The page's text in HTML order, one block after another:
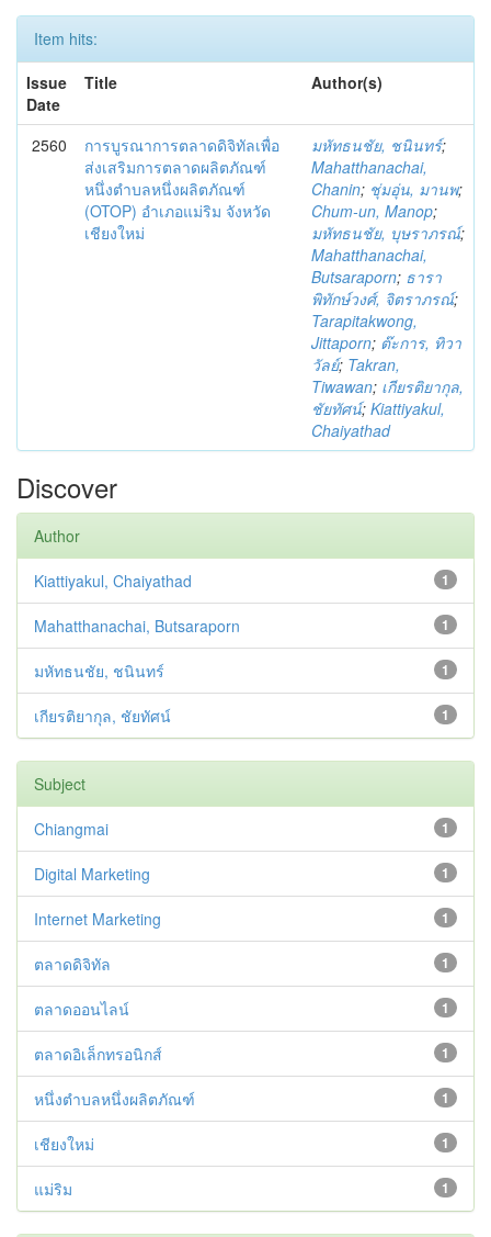
Item hits:
Issue
Date
Title Author(s)
2560
การบูรณาการตลาดดิจิทัลเพื่อ
ส่งเสริมการตลาดผลิตภัณฑ์
หนึ่งตำบลหนึ่งผลิตภัณฑ์
(OTOP) อำเภอแม่ริม จังหวัด
เชียงใหม่
มหัทธนชัย, ชนินทร์;
Mahatthanachai,
Chanin; ชุ่มอุ่น, มานพ;
Chum-un, Manop;
มหัทธนชัย, บุษราภรณ์;
Mahatthanachai,
Butsaraporn; ธารา
พิทักษ์วงศ์, จิตราภรณ์;
Tarapitakwong,
Jittaporn; ต๊ะการ, ทิวา
วัลย์; Takran,
Tiwawan; เกียรติยากุล,
ชัยทัศน์; Kiattiyakul,
Chaiyathad
Discover
Author
1
Kiattiyakul, Chaiyathad
1
Mahatthanachai, Butsaraporn
1
มหัทธนชัย, ชนินทร์
1
เกียรติยากุล, ชัยทัศน์
Subject
1
Chiangmai
1
Digital Marketing
1
Internet Marketing
1
ตลาดดิจิทัล
1
ตลาดออนไลน์
1
ตลาดอิเล็กทรอนิกส์
1
หนึ่งตำบลหนึ่งผลิตภัณฑ์
1
เชียงใหม่
1
แม่ริม